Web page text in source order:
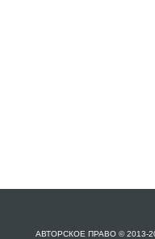
АВТОРСКОЕ ПРАВО © 2013-